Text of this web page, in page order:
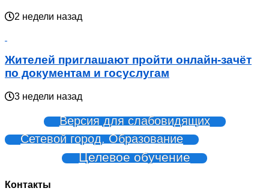
2 недели назад
Жителей приглашают пройти онлайн-зачёт
по документам и госуслугам
3 недели назад
Версия для слабовидящих
Сетевой город. Образование
Целевое обучение
Контакты